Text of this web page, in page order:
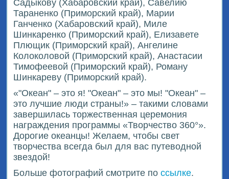
Садыкову (Хабаровский край), Савелию
Тараненко (Приморский край), Марии
Ганченко (Хабаровский край), Миле
Шинкаренко (Приморский край), Елизавете
Плющик (Приморский край), Ангелине
Колоколовой (Приморский край), Анастасии
Тимофеевой (Приморский край), Роману
Шинкареву (Приморский край).
«"Океан" – это я! "Океан" – это мы! "Океан" –
это лучшие люди страны!» – такими словами
завершилась торжественная церемония
награждения программы «Творчество 360°».
Дорогие океанцы! Желаем, чтобы свет
творчества всегда был для вас путеводной
звездой!
Больше фотографий смотрите поссылке.